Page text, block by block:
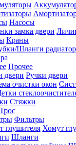
Насосы
Краны
Прочее
Ручки двери
Стяжки
Трос
Фильтры
Хомут
Шланги